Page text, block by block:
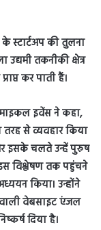
स्टार्टअप की तुलना
तकनीकी क्षेत्र
कर पाती हैं।
माइकल इवेंस ने कहा,
से व्यवहार किया
इसके चलते उन्हें पुरुष
विश्लेषण तक पहुंचने
किया। उन्होंने
वेबसाइट एंजल
दिया है।